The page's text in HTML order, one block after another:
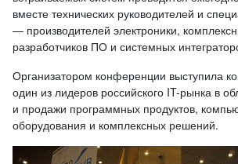
вместе технических руководителей и
— производителей электроники,
разработчиков ПО и системных
Организатором конференции выступила
один из лидеров российского IT-рынка в
и продажи программных продуктов,
оборудования и комплексных решений.